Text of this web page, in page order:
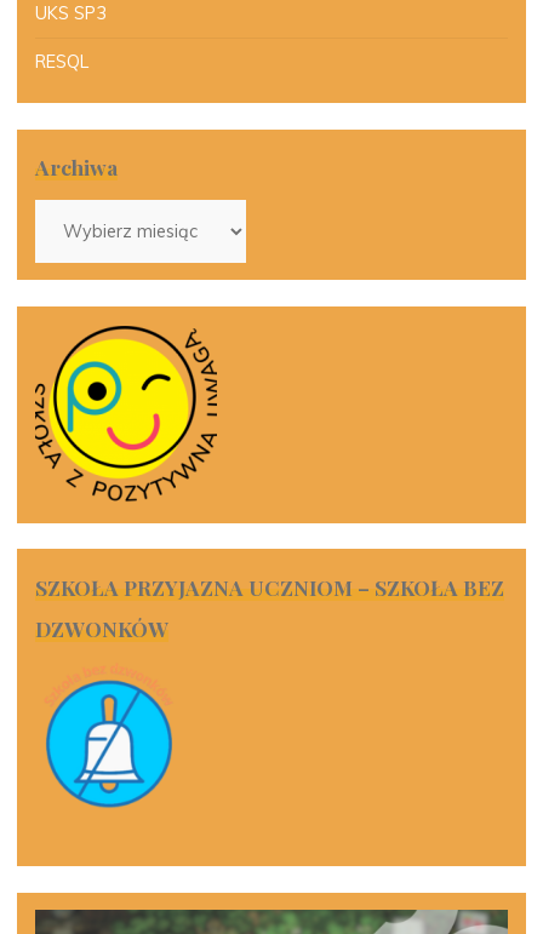
UKS SP3
RESQL
Archiwa
SZKOŁA PRZYJAZNA UCZNIOM – SZKOŁA BEZ
DZWONKÓW